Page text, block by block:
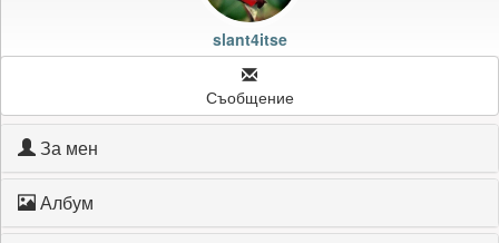
slant4itse
Съобщение
За мен
Албум